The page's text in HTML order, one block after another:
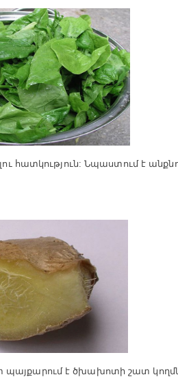
հատկություն: Նպաստում է
է ծխախոտի շատ